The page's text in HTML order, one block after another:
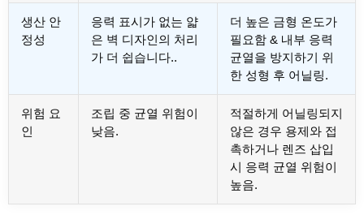
생산 안
정성
응력 표시가 없는 얇
은 벽 디자인의 처리
가 더 쉽습니다..
더 높은 금형 온도가
필요함 & 내부 응력
균열을 방지하기 위
한 성형 후 어닐링.
위험 요
인
조립 중 균열 위험이
낮음.
적절하게 어닐링되지
않은 경우 용제와 접
촉하거나 렌즈 삽입
시 응력 균열 위험이
높음.